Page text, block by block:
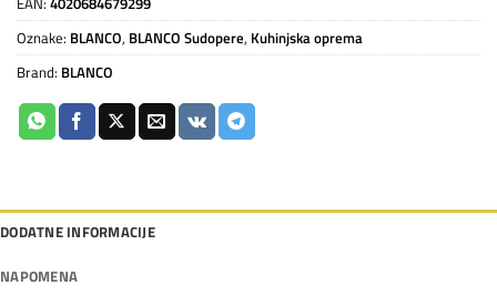
Oznake: BLANCO, BLANCO Sudopere, Kuhinjska oprema
Brand: BLANCO
DODATNE INFORMACIJE
NAPOMENA